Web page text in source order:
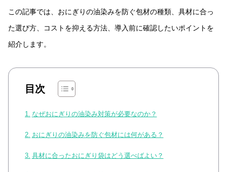
この記事では、おにぎりの油染みを防ぐ包材の種類、具材に合っ
た選び方、コストを抑える方法、導入前に確認したいポイントを
紹介します。
目次
なぜおにぎりの油染み対策が必要なのか？
おにぎりの油染みを防ぐ包材には何がある？
具材に合ったおにぎり袋はどう選べばよい？